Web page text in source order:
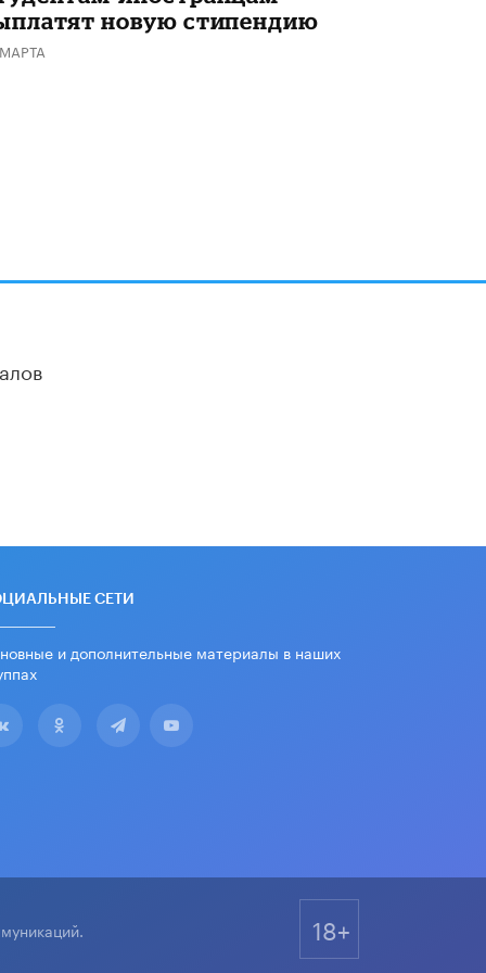
Академик РАН предупредил, что
ChatGPT отучит школьников думать
новую стипендию
СЕТИ
и дополнительные материалы в наших
18+